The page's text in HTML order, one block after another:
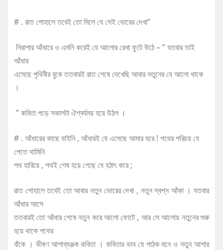
# . রাত পোহালে তবেই তো মিলে যে সেই ভোরের দেখা”
নিরাশার আঁধারে ও এমনি করেই যে আলোর রেখা ফুটে উঠে – ” যতবার তাই
আঁধার
এসেছে পৃথিবীর বুকে ততবারই রাত শেষে দেখেছি আবার নতুনের যে আলো থাকে
।
” কবিতা পড়ে সকালটা ঐশ্বর্যময় হয়ে উঠল ।
# . আঁধারের কাছে যাইনি , আঁধারই যে এসেছে আমার ঘরে ! পথের পরিচয় যে
পেতে থামিনি
পথ হারিয়ে , পথই শেষ হয়ে গেছে যে হঠাৎ করে ;
রাত পোহালে তবেই তো আবার নতুন ভোরের দেখা , নতুন স্বপ্ন আঁকা । যতবার
আঁধার আসে
ততবারই তো আঁধার শেষে নতুন করে আলো ফোটে , আর সে আলোয় নতুনের শুরু
হয়ে থাকে পথের
বাঁকে । ভীষণ আশাব্যঞ্জক কবিতা । কবিতার ভাব যে পাঠক মনে ও নতুন আশার